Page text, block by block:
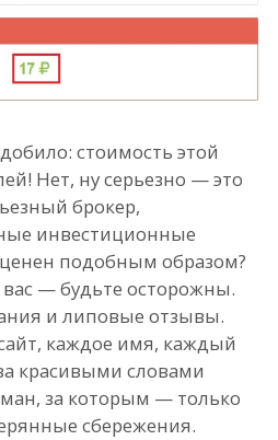
стоимость этой
Нет, ну серьезно — это
брокер,
инвестиционные
подобным образом?
— будьте осторожны.
и липовые отзывы.
каждое имя, каждый
красивыми словами
за которым — только
сбережения.